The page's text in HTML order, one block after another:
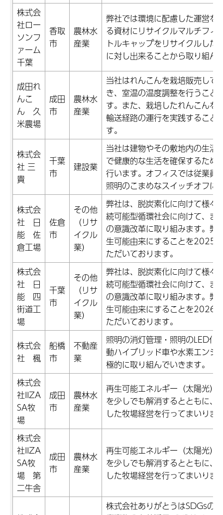
株式会
社ロー
ソンフ
ァーム
千葉
香取
市
農林水
産業
弊社では環境に配慮した運営を
る資材にリサイクルマルチフィ
トルキャップをリサイクルし
に対し出来ることから取り組ん
成田れ
んこ
ん 久
米農場
成田
市
農林水
産業
当社はれんこんを栽培販売して
き、室温の温度調整を行うこと
す。また、栽培したれんこんを
輸送経路の運行を実践すること
す。
株式会
社 三
貴
千葉
市
建設業
当社は建物やその敷地内の生活
で健康的な生活を確保するため
行います。オフィスでは従業員
照明のこまめなスイッチオフに
株式会
社 日
能 佐
倉工場
佐倉
市
その他
（リサ
イクル
業）
弊社は、脱炭素化に向けて様々
続可能型循環社会に向けて、
の意識改革に取り組みます。弊
生可能由来にすることを2025
ただいております。
株式会
社 日
能 四
街道工
場
千葉
市
その他
（リサ
イクル
業）
弊社は、脱炭素化に向けて様々
続可能型循環社会に向けて、
の意識改革に取り組みます。弊
生可能由来にすることを2026
ただいております。
株式会
社 楓
船橋
市
不動産
業
照明の消灯管理・照明のLED化
動ハイブリッド車や水素エンジ
極的に取り組んでいきます。
株式会
社IIZA
SA牧
場
成田
市
農林水
産業
再生可能エネルギー（太陽光）
を少しでも解消するとともに、
した牧場経営を行ってまいりま
株式会
社IIZA
SA牧
場 第
二牛舎
成田
市
農林水
産業
再生可能エネルギー（太陽光）
を少しでも解消するとともに、
した牧場経営を行ってまいりま
株式会社ありがとうはSDGsの